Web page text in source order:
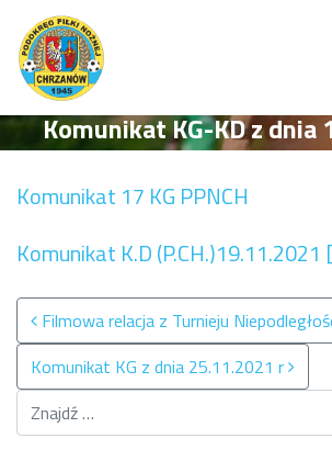
Komunikat KG-KD z dnia
Komunikat 17 KG PPNCH
Komunikat K.D (P.CH.)19.11.2021
Nawigacja po
Filmowa relacja z Turnieju
Komunikat KG z dnia 25.11.2021 r